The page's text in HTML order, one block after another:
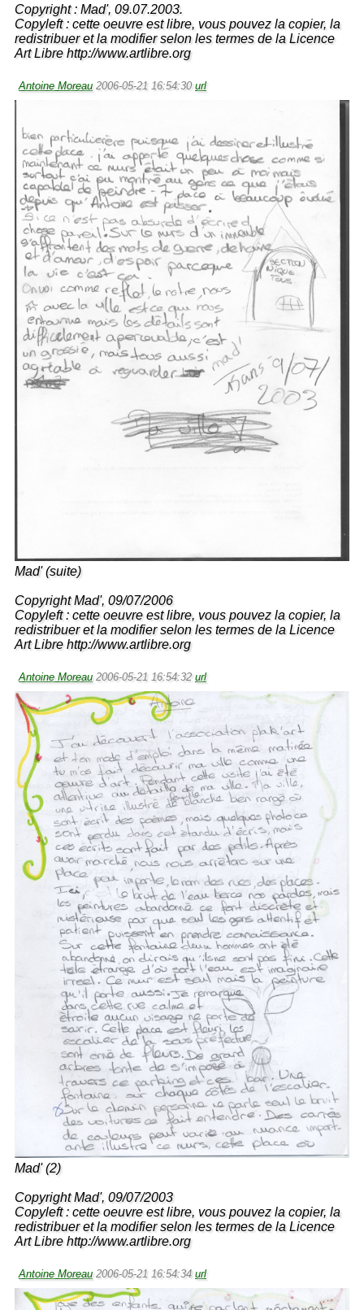
Copyright : Mad', 09.07.2003.
Copyleft : cette oeuvre est libre, vous pouvez la copier, la
redistribuer et la modifier selon les termes de la Licence
Art Libre http://www.artlibre.org
Antoine Moreau 2006-05-21 16:54:30 url
Mad' (suite)
Copyright Mad', 09/07/2006
Copyleft : cette oeuvre est libre, vous pouvez la copier, la
redistribuer et la modifier selon les termes de la Licence
Art Libre http://www.artlibre.org
Antoine Moreau 2006-05-21 16:54:32 url
Mad' (2)
Copyright Mad', 09/07/2003
Copyleft : cette oeuvre est libre, vous pouvez la copier, la
redistribuer et la modifier selon les termes de la Licence
Art Libre http://www.artlibre.org
Antoine Moreau 2006-05-21 16:54:34 url